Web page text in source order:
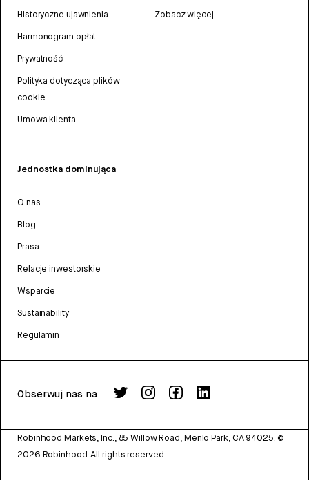
Historyczne ujawnienia
Harmonogram opłat
Prywatność
Polityka dotycząca plików
cookie
Umowa klienta
Zobacz więcej
Jednostka dominująca
O nas
Blog
Prasa
Relacje inwestorskie
Wsparcie
Sustainability
Regulamin
Obserwuj nas na
Robinhood Markets, Inc., 85 Willow Road, Menlo Park, CA 94025. ©
2026 Robinhood. All rights reserved.